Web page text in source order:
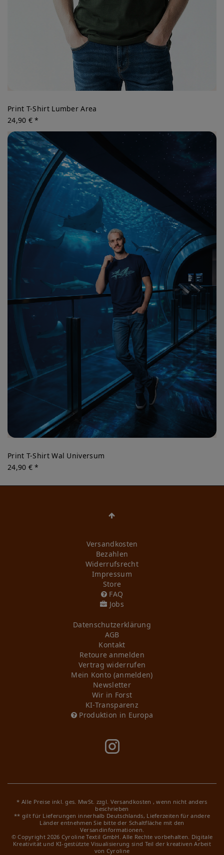
Print T-Shirt Lumber Area
24,90 € *
Print T-Shirt Wal Universum
24,90 € *
Versandkosten
Bezahlen
Widerrufs­recht
Impressum
Store
FAQ
Jobs
Daten­schutz­erklärung
AGB
Kontakt
Retoure anmelden
Vertrag widerrufen
Mein Konto (anmelden)
Newsletter
Wir in Forst
KI-Transparenz
Produktion in Europa
* Alle Preise inkl. ges. MwSt. zzgl. Versandkosten , wenn nicht anders
beschrieben
** gilt für Lieferungen innerhalb Deutschlands, Lieferzeiten für andere
Länder entnehmen Sie bitte der Schaltfläche mit den
Versandinformationen.
© Copyright 2026 Cyroline Textil GmbH. Alle Rechte vorbehalten. Digitale
Kreativität und KI-gestützte Visualisierung sind Teil der kreativen Arbeit
von Cyroline